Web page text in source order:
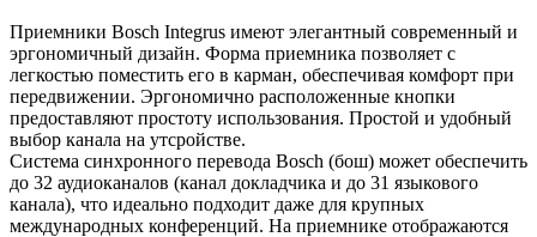
Приемники Bosch Integrus имеют элегантный современный и
эргономичный дизайн. Форма приемника позволяет с
легкостью поместить его в карман, обеспечивая комфорт при
передвижении. Эргономично расположенные кнопки
предоставляют простоту использования. Простой и удобный
выбор канала на утсройстве.
Система синхронного перевода Bosch (бош) может обеспечить
до 32 аудиоканалов (канал докладчика и до 31 языкового
канала), что идеально подходит даже для крупных
международных конференций. На приемнике отображаются